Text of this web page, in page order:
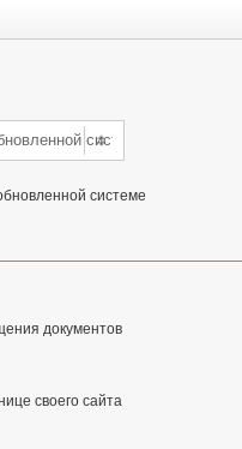
системе
документов
своего сайта